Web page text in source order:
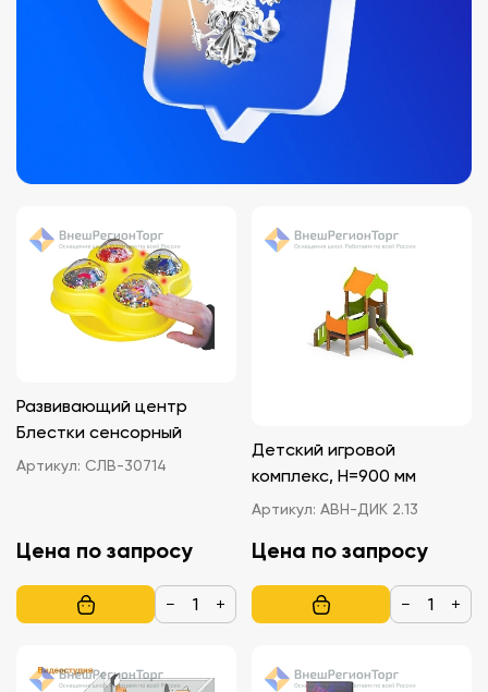
Развивающий центр
Блестки сенсорный
Артикул: СЛВ-30714
Цена по запросу
− +
Детский игровой
комплекс, Н=900 мм
Артикул: АВН-ДИК 2.13
Цена по запросу
− +